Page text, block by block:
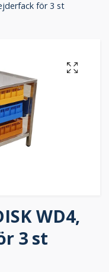
för 3 st
WD4,
3 st